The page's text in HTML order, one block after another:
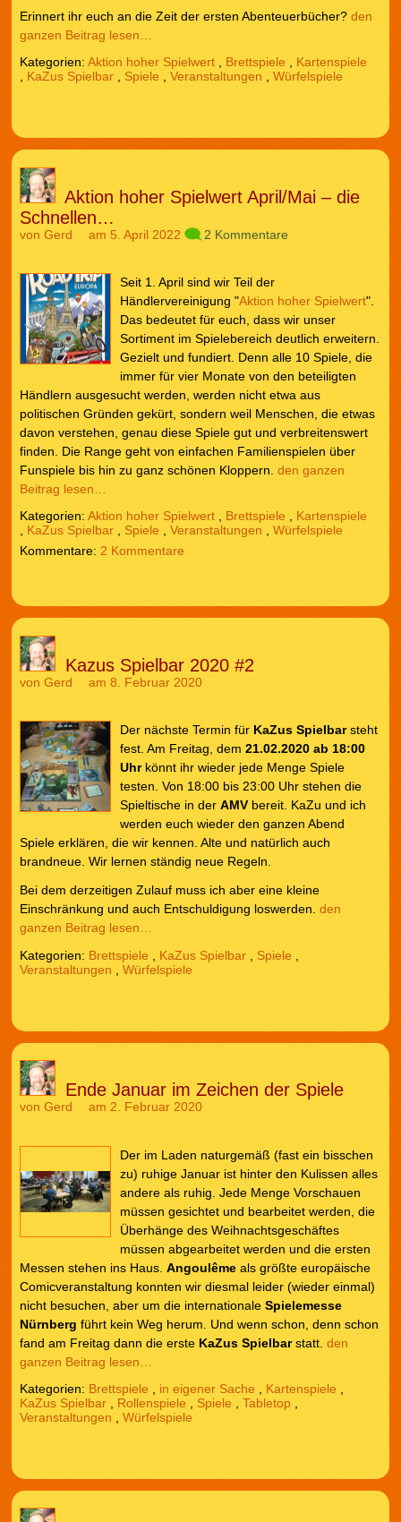
Erinnert ihr euch an die Zeit der ersten Abenteuerbücher? den
ganzen Beitrag lesen…
Kategorien: Aktion hoher Spielwert, Brettspiele
Kartenspiele
KaZus Spielbar, Spiele Veranstaltungen Würfelspiele
Aktion hoher Spielwert April/Mai – die
Schnellen…
von Gerd am 5. April 2022 2 Kommentare
Seit 1. April sind wir Teil der
Händlervereinigung "Aktion hoher Spielwert".
Das bedeutet für euch, dass wir unser
Sortiment im Spielebereich deutlich erweitern.
Gezielt und fundiert. Denn alle 10 Spiele, die
immer für vier Monate von den beteiligten
Händlern ausgesucht werden, werden nicht etwa aus
politischen Gründen gekürt, sondern weil Menschen, die etwas
davon verstehen, genau diese Spiele gut und verbreitenswert
finden. Die Range geht von einfachen Familienspielen über
Funspiele bis hin zu ganz schönen Kloppern. den ganzen
Beitrag lesen…
Kategorien: Aktion hoher Spielwert, Brettspiele
Kartenspiele
KaZus Spielbar, Spiele Veranstaltungen
Würfelspiele
2 Kommentare
Kazus Spielbar 2020 #2
von Gerd am 8. Februar 2020
Der nächste Termin für KaZus Spielbarsteht
fest. Am Freitag, dem 21.02.2020 ab 18:00
Uhrkönnt ihr wieder jede Menge Spiele
testen. Von 18:00 bis 23:00 Uhr stehen die
Spieltische in der AMVbereit. KaZu und ich
werden euch wieder den ganzen Abend
Spiele erklären, die wir kennen. Alte und natürlich auch
brandneue. Wir lernen ständig neue Regeln.
Bei dem derzeitigen Zulauf muss ich aber eine kleine
Einschränkung und auch Entschuldigung loswerden. den
ganzen Beitrag lesen…
Kategorien: Brettspiele KaZus Spielbar, Spiele
Veranstaltungen
Würfelspiele
Ende Januar im Zeichen der Spiele
von Gerd am 2. Februar 2020
Der im Laden naturgemäß (fast ein bisschen
zu) ruhige Januar ist hinter den Kulissen alles
andere als ruhig. Jede Menge Vorschauen
müssen gesichtet und bearbeitet werden, die
Überhänge des Weihnachtsgeschäftes
müssen abgearbeitet werden und die ersten
Messen stehen ins Haus. Angoulêmeals größte europäische
Comicveranstaltung konnten wir diesmal leider (wieder einmal)
nicht besuchen, aber um die internationale Spielemesse
Nürnberg führt kein Weg herum. Und wenn schon, denn schon
fand am Freitag dann die erste KaZus Spielbarstatt. den
ganzen Beitrag lesen…
Kategorien: Brettspiele in eigener Sache Kartenspiele
KaZus Spielbar, Rollenspiele Spiele Tabletop
Veranstaltungen
Würfelspiele